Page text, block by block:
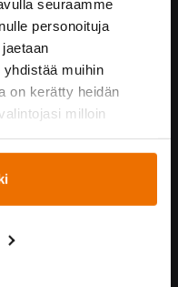
seuraamme
personoituja
yhdistää muihin
on kerätty heidän
milloin